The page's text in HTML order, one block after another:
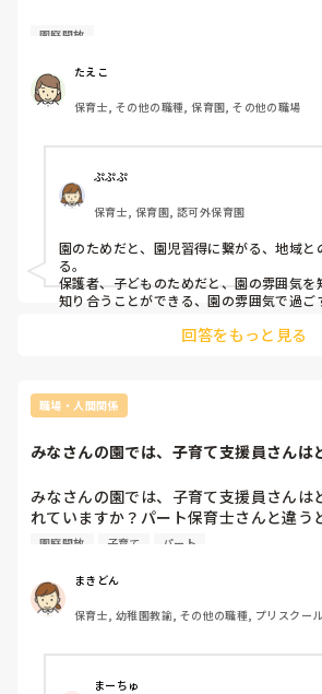
土曜日、親子が園庭に来て遊ぶ機会をつ
そもそも園庭開放て何の為にするのかよ
園庭開放する目的、保育士が配慮する点
園庭開放
たえこ
保育士, その他の職種, 保育園, その他の職場
ぷぷぷ
保育士, 保育園, 認可外保育園
園のためだと、園児習得に繋がる、地域と
る。
保護者、子どものためだと、園の雰囲気を
知り合うことができる、園の雰囲気で過ご
うちの園も近々園開放をします。園児が少
家にこもりがちで大人と喋りたいなぁと思
のでそういう親さんのためにも園開放って
護者さんに積極的に話しかけて園に対して
みなど聞いてあげると、園の様子が分かっ
思ってもらえると思います。
回答をもっと見る
職場・人間関係
みなさんの園では、子育て支援員さんは
みなさんの園では、子育て支援員さんは
れていますか？パート保育士さんと違う
か？
まで出来るのかあまり分からないので、
時、頼めるのか迷うことがあります。
園庭開放 子育て パート
まきどん
保育士, 幼稚園教諭, その他の職種, プリスクー
まーちゅ